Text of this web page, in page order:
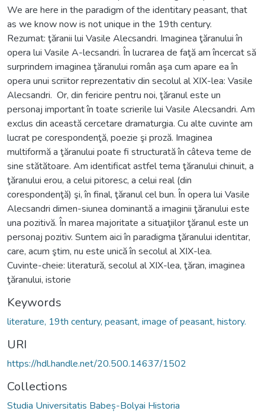
We are here in the paradigm of the identitary peasant, that
as we know now is not unique in the 19th century.
Rezumat: ţăranii lui Vasile Alecsandri. Imaginea ţăranului în
opera lui Vasile A-lecsandri. În lucrarea de faţă am încercat să
surprindem imaginea ţăranului român aşa cum apare ea în
opera unui scriitor reprezentativ din secolul al XIX-lea: Vasile
Alecsandri. Or, din fericire pentru noi, ţăranul este un
personaj important în toate scrierile lui Vasile Alecsandri. Am
exclus din această cercetare dramaturgia. Cu alte cuvinte am
lucrat pe corespondenţă, poezie şi proză. Imaginea
multiformă a ţăranului poate fi structurată în câteva teme de
sine stătătoare. Am identificat astfel tema ţăranului chinuit, a
ţăranului erou, a celui pitoresc, a celui real (din
corespondenţă) şi, în final, ţăranul cel bun. În opera lui Vasile
Alecsandri dimen-siunea dominantă a imaginii ţăranului este
una pozitivă. În marea majoritate a situaţiilor ţăranul este un
personaj pozitiv. Suntem aici în paradigma ţăranului identitar,
care, acum ştim, nu este unică în secolul al XIX-lea.
Cuvinte-cheie: literatură, secolul al XIX-lea, ţăran, imaginea
ţăranului, istorie
Keywords
literature, 19th century, peasant, image of peasant, history.
URI
https://hdl.handle.net/20.500.14637/1502
Collections
Studia Universitatis Babeș-Bolyai Historia